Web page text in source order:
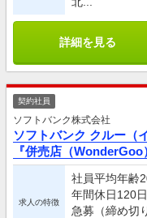
詳細を見る
契約社員
ソフトバンク株式会社
ソフトバンク クルー（
『併売店（WonderGoo
求人の特徴
社員平均年齢
年間休日120
急募（締め切